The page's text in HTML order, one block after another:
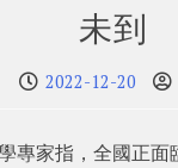
未到
2022-12-20
專家指，全國正面